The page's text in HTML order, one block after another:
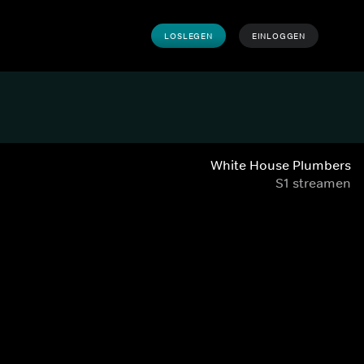
LOSLEGEN EINLOGGEN
White House Plumbers
S1 streamen